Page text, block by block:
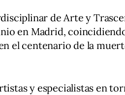
de Arte y
en Madrid,
el centenario de la
y especialistas en